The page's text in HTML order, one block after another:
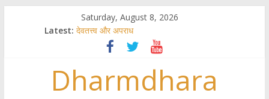
Saturday, August 8, 2026
Latest: देवतत्त्व और अपराध
स्त्रियाँ वेदाधिकारिणी क्यों नहीं हैं
विश्व का सबसे बड़ा और वैज्ञानिक समय गणना तन्त्र
तुम्हीं हो माता, पिता तुम्हीं हो ??
गौ सेवा और राजयोग
Dharmdhara